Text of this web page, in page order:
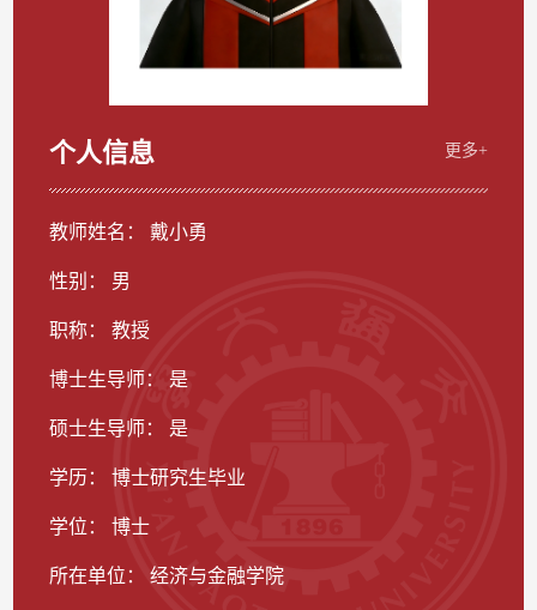
个人信息 更多+
教师姓名： 戴小勇
性别： 男
职称： 教授
博士生导师： 是
硕士生导师： 是
学历： 博士研究生毕业
学位： 博士
所在单位： 经济与金融学院